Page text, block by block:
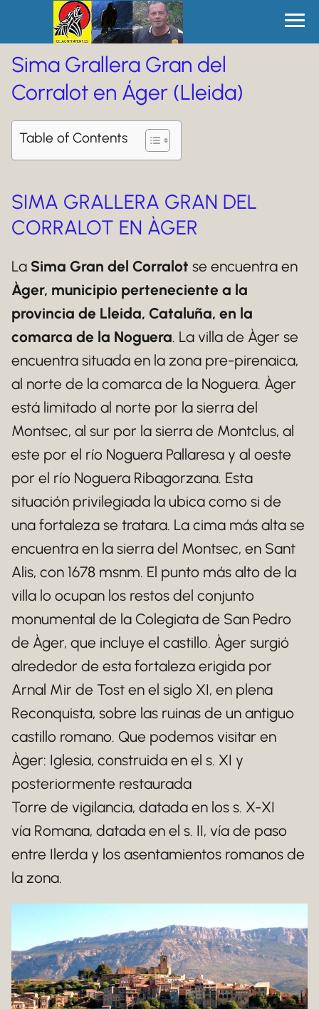
Sima Grallera Gran del
Corralot en Áger (Lleida)
Table of Contents
SIMA GRALLERA GRAN DEL
CORRALOT EN ÀGER
La Sima Gran del Corralot se encuentra en
Àger, municipio perteneciente a la
provincia de Lleida, Cataluña, en la
comarca de la Noguera. La villa de Àger se
encuentra situada en la zona pre-pirenaica,
al norte de la comarca de la Noguera. Àger
está limitado al norte por la sierra del
Montsec, al sur por la sierra de Montclus, al
este por el río Noguera Pallaresa y al oeste
por el río Noguera Ribagorzana. Esta
situación privilegiada la ubica como si de
una fortaleza se tratara. La cima más alta se
encuentra en la sierra del Montsec, en Sant
Alis, con 1678 msnm. El punto más alto de la
villa lo ocupan los restos del conjunto
monumental de la Colegiata de San Pedro
de Àger, que incluye el castillo. Àger surgió
alrededor de esta fortaleza erigida por
Arnal Mir de Tost en el siglo XI, en plena
Reconquista, sobre las ruinas de un antiguo
castillo romano. Que podemos visitar en
Àger: Iglesia, construida en el s. XI y
posteriormente restaurada
Torre de vigilancia, datada en los s. X-XI
vía Romana, datada en el s. II, vía de paso
entre Ilerda y los asentamientos romanos de
la zona.